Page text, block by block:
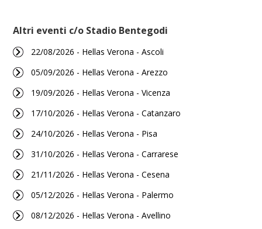
Altri eventi c/o Stadio Bentegodi
22/08/2026 - Hellas Verona - Ascoli
05/09/2026 - Hellas Verona - Arezzo
19/09/2026 - Hellas Verona - Vicenza
17/10/2026 - Hellas Verona - Catanzaro
24/10/2026 - Hellas Verona - Pisa
31/10/2026 - Hellas Verona - Carrarese
21/11/2026 - Hellas Verona - Cesena
05/12/2026 - Hellas Verona - Palermo
08/12/2026 - Hellas Verona - Avellino